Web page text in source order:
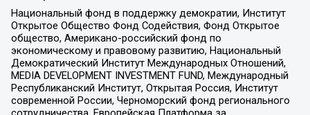
Национальный фонд в поддержку демократии, Институт
Открытое Общество Фонд Содействия, Фонд Открытое
общество, Американо-российский фонд по
экономическому и правовому развитию, Национальный
Демократический Институт Международных Отношений,
MEDIA DEVELOPMENT INVESTMENT FUND, Международный
Республиканский Институт, Открытая Россия, Институт
современной России, Черноморский фонд регионального